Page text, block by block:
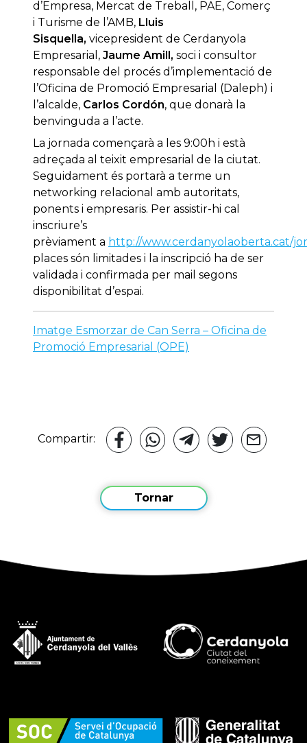
d’Empresa, Mercat de Treball, PAE, Comerç
i Turisme de l’AMB, Lluis
Sisquella, vicepresident de Cerdanyola
Empresarial, Jaume Amill, soci i consultor
responsable del procés d’implementació de
l’Oficina de Promoció Empresarial (Daleph) i
l’alcalde, Carlos Cordón, que donarà la
benvinguda a l’acte.
La jornada començarà a les 9:00h i està
adreçada al teixit empresarial de la ciutat.
Seguidament és portarà a terme un
networking relacional amb autoritats,
ponents i empresaris. Per assistir-hi cal
inscriure’s
prèviament a http://www.cerdanyolaoberta.cat/
places són limitades i la inscripció ha de ser
validada i confirmada per mail segons
disponibilitat d’espai.
Imatge Esmorzar de Can Serra – Oficina de
Promoció Empresarial (OPE)
Compartir:
Tornar